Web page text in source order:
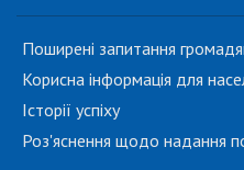
Поширені запитання
Корисна інформація для
Історії успіху
Роз'яснення щодо надання